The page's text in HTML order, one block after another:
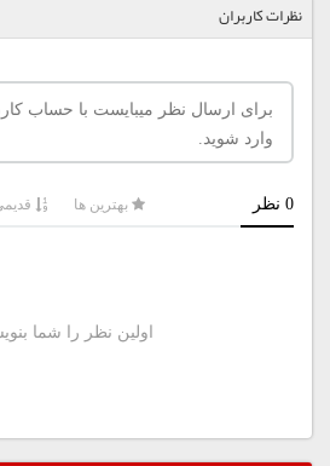
نظرات کاربران